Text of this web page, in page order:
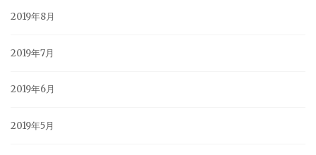
2019年8月
2019年7月
2019年6月
2019年5月